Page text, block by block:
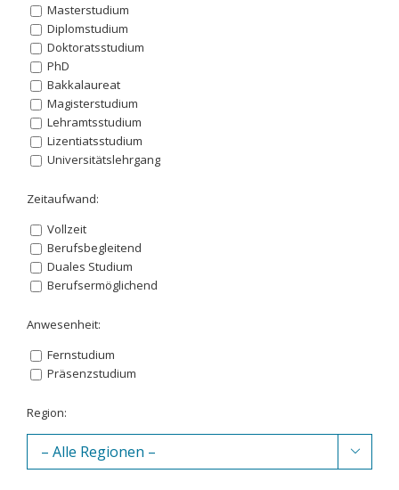
Masterstudium
Diplomstudium
Doktoratsstudium
PhD
Bakkalaureat
Magisterstudium
Lehramtsstudium
Lizentiatsstudium
Universitätslehrgang
Zeitaufwand:
Vollzeit
Berufsbegleitend
Duales Studium
Berufsermöglichend
Anwesenheit:
Fernstudium
Präsenzstudium
Region:
